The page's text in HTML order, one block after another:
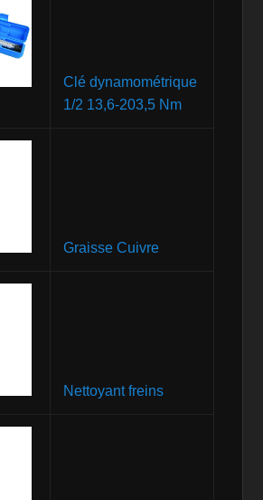
Clé dynamométrique
1/2 13,6-203,5 Nm
Graisse Cuivre
Nettoyant freins